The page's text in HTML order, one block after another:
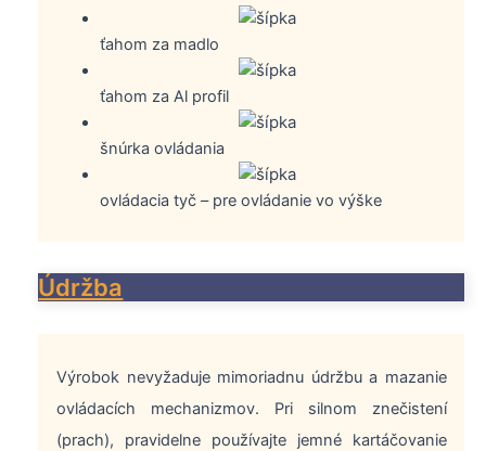
ťahom za madlo
ťahom za Al profil
šnúrka ovládania
ovládacia tyč – pre ovládanie vo výške
Údržba
Výrobok nevyžaduje mimoriadnu údržbu a mazanie
ovládacích mechanizmov. Pri silnom znečistení
(prach), pravidelne používajte jemné kartáčovanie